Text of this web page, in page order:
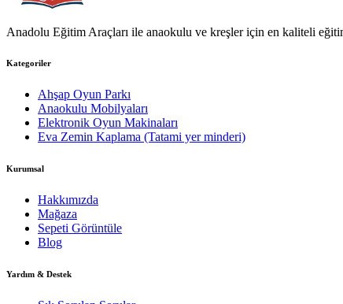
Anadolu Eğitim Araçları ile anaokulu ve kreşler için en kaliteli
Kategoriler
Ahşap Oyun Parkı
Anaokulu Mobilyaları
Elektronik Oyun Makinaları
Eva Zemin Kaplama (Tatami yer minderi)
Kurumsal
Hakkımızda
Mağaza
Sepeti Görüntüle
Blog
Yardım & Destek